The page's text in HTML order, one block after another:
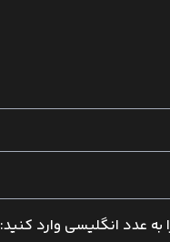
به عدد انگلیسی وارد کنید: